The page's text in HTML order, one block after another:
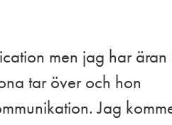
men jag har äran
tar över och hon
Jag